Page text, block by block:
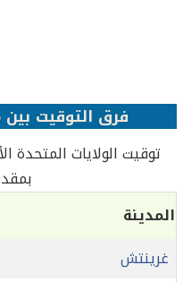
فرق التوقيت
توقيت الولايات المتحدة
بمقدار 7
المدينة
غرينتش